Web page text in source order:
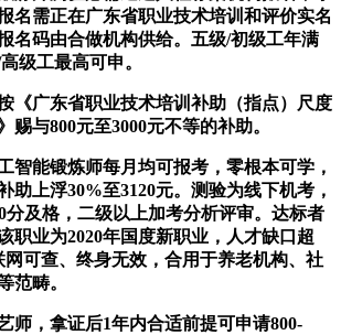
名需正在广东省职业技术培训和评价实名
名码由合做机构供给。五级/初级工年满
级工最高可申。
广东省职业技术培训补助（指点）尺度
赐与800元至3000元不等的补助。
能锻炼师每月均可报考，零根本可学，
助上浮30%至3120元。测验为线下机考，
分及格，二级以上加考分析评审。达标者
职业为2020年国度新职业，人才缺口超
网可查、终身无效，合用于养老机构、社
范畴。
，拿证后1年内合适前提可申请800-